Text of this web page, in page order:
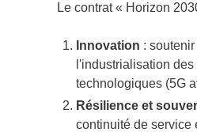
Le contrat « Horizon
Innovation :
l'industrialisation
technologiques (5G
Résilience et
continuité de service